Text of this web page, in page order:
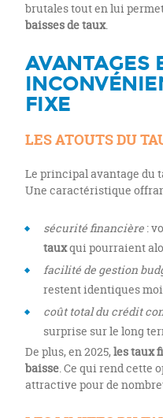
brutales tout en lui
baisses de taux.
AVANTAGES
FIXE
LES ATOUTS DU
Le principal avantage du
Une caractéristique
sécurité financière :
tauxqui pourraient
facilité de gestion
restent identiques
coût total du crédit
surprise sur le long
De plus, en 2025, les taux
baisse. Ce qui rend cette
attractive pour de